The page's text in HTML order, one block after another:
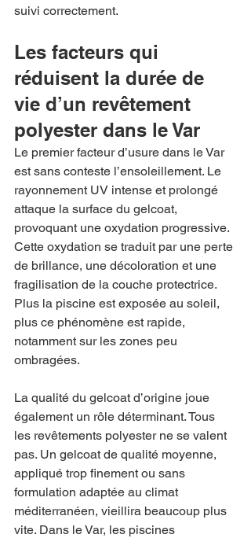
suivi correctement.
Les facteurs qui
réduisent la durée de
vie d’un revêtement
polyester dans le Var
Le premier facteur d’usure dans le Var
est sans conteste l’ensoleillement. Le
rayonnement UV intense et prolongé
attaque la surface du gelcoat,
provoquant une oxydation progressive.
Cette oxydation se traduit par une perte
de brillance, une décoloration et une
fragilisation de la couche protectrice.
Plus la piscine est exposée au soleil,
plus ce phénomène est rapide,
notamment sur les zones peu
ombragées.
La qualité du gelcoat d’origine joue
également un rôle déterminant. Tous
les revêtements polyester ne se valent
pas. Un gelcoat de qualité moyenne,
appliqué trop finement ou sans
formulation adaptée au climat
méditerranéen, vieillira beaucoup plus
vite. Dans le Var, les piscines